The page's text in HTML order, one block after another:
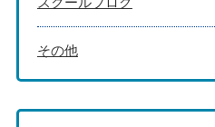
その他